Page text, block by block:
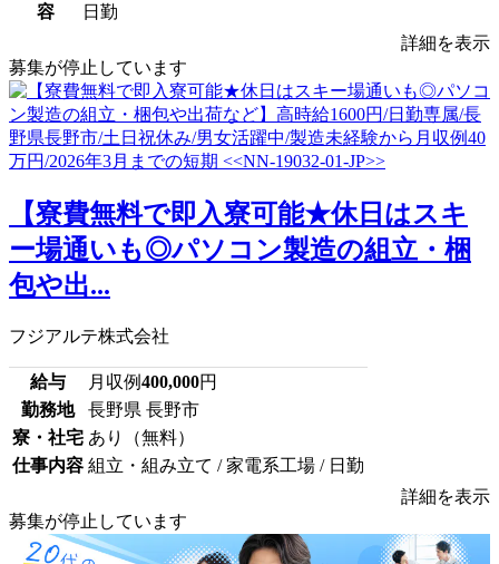
容
日勤
詳細を表示
募集が停止しています
【寮費無料で即入寮可能★休日はスキ
ー場通いも◎パソコン製造の組立・梱
包や出...
フジアルテ株式会社
給与 月収例400,000円
勤務地
長野県 長野市
寮・社宅 あり（無料）
仕事内容 組立・組み立て / 家電系工場 / 日勤
詳細を表示
募集が停止しています